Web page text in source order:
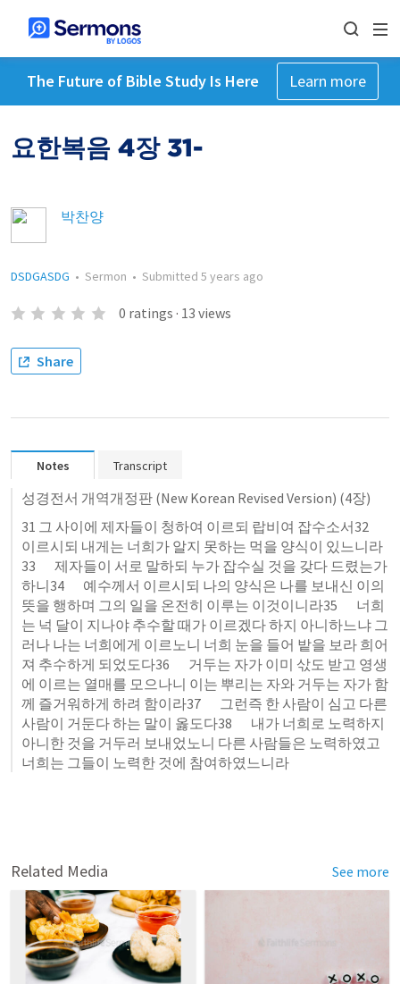
The Future of Bible Study Is Here Learn more
요한복음 4장 31-
박찬양
DSDGASDG • Sermon • Submitted 5 years ago
0 ratings · 13 views
Share
Notes Transcript
성경전서 개역개정판 (New Korean Revised Version) (4장)
31 그 사이에 제자들이 청하여 이르되 랍비여 잡수소서32
이르시되 내게는 너희가 알지 못하는 먹을 양식이 있느니라
33       제자들이 서로 말하되 누가 잡수실 것을 갖다 드렸는가
하니34       예수께서 이르시되 나의 양식은 나를 보내신 이의
뜻을 행하며 그의 일을 온전히 이루는 이것이니라35       너희
는 넉 달이 지나야 추수할 때가 이르겠다 하지 아니하느냐 그
러나 나는 너희에게 이르노니 너희 눈을 들어 밭을 보라 희어
져 추수하게 되었도다36       거두는 자가 이미 삯도 받고 영생
에 이르는 열매를 모으나니 이는 뿌리는 자와 거두는 자가 함
께 즐거워하게 하려 함이라37       그런즉 한 사람이 심고 다른
사람이 거둔다 하는 말이 옳도다38       내가 너희로 노력하지
아니한 것을 거두러 보내었노니 다른 사람들은 노력하였고
너희는 그들이 노력한 것에 참여하였느니라
Related Media See more